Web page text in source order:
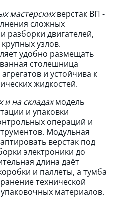
мастерскихверстак ВП -
сложных
разборки двигателей,
узлов.
удобно размещать
столешница
и устойчива к
жидкостей.
и на складахмодель
и упаковки
операций и
Модульная
верстак под
электроники до
длина даёт
и паллеты, а тумба
технической
материалов.